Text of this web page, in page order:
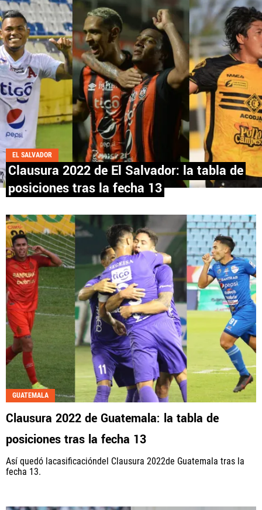
Fútbol Centroamérica, al igual que Futbol Sites, es
una compañía perteneciente a Better Collective.
Todos los derechos reservados.
EL SALVADOR
Clausura 2022 de El Salvador: la tabla de
posiciones tras la fecha 13
GUATEMALA
Clausura 2022 de Guatemala: la tabla de
posiciones tras la fecha 13
Así quedó lacasificacióndel Clausura 2022de Guatemala tras la
fecha 13.